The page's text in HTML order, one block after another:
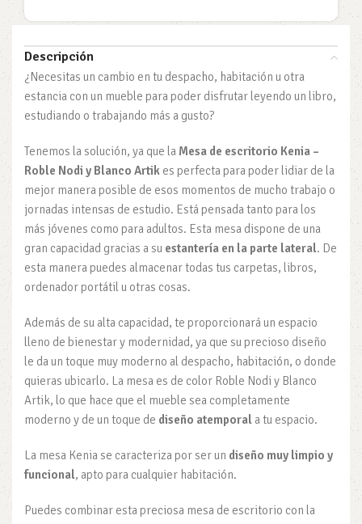
Descripción
¿Necesitas un cambio en tu despacho, habitación u otra
estancia con un mueble para poder disfrutar leyendo un libro,
estudiando o trabajando más a gusto?
Tenemos la solución, ya que la Mesa de escritorio Kenia –
Roble Nodi y Blanco Artik es perfecta para poder lidiar de la
mejor manera posible de esos momentos de mucho trabajo o
jornadas intensas de estudio. Está pensada tanto para los
más jóvenes como para adultos. Esta mesa dispone de una
gran capacidad gracias a su estantería en la parte lateral. De
esta manera puedes almacenar todas tus carpetas, libros,
ordenador portátil u otras cosas.
Además de su alta capacidad, te proporcionará un espacio
lleno de bienestar y modernidad, ya que su precioso diseño
le da un toque muy moderno al despacho, habitación, o donde
quieras ubicarlo. La mesa es de color Roble Nodi y Blanco
Artik, lo que hace que el mueble sea completamente
moderno y de un toque de diseño atemporal a tu espacio.
La mesa Kenia se caracteriza por ser un diseño muy limpio y
funcional, apto para cualquier habitación.
Puedes combinar esta preciosa mesa de escritorio con la